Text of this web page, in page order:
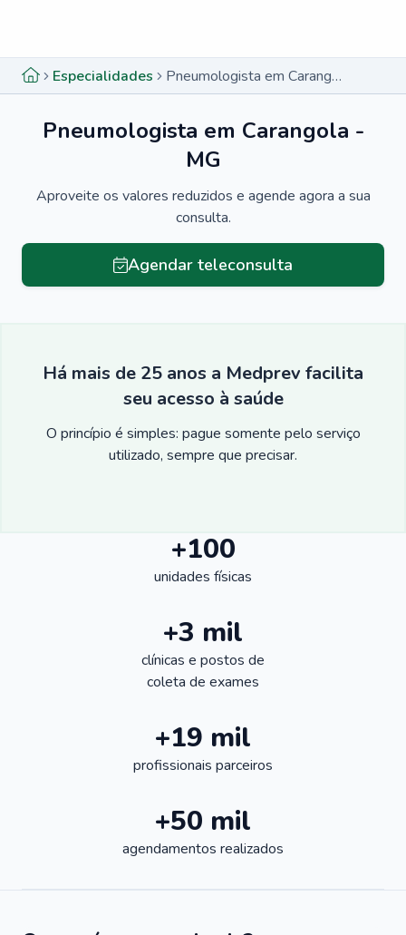
Especialidades Pneumologista em Carangola - MG
Pneumologista em Carangola -
MG
Aproveite os valores reduzidos e agende agora a sua
consulta.
Agendar teleconsulta
Há mais de 25 anos a Medprev facilita
seu acesso à saúde
O princípio é simples: pague somente pelo serviço
utilizado, sempre que precisar.
+100
unidades físicas
+3 mil
clínicas e postos de
coleta de exames
+19 mil
profissionais parceiros
+50 mil
agendamentos realizados